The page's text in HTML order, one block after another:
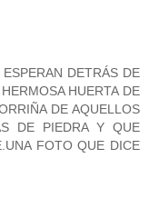
DETRÁS DE
HUERTA DE
DE AQUELLOS
DE PIEDRA Y QUE
FOTO QUE DICE